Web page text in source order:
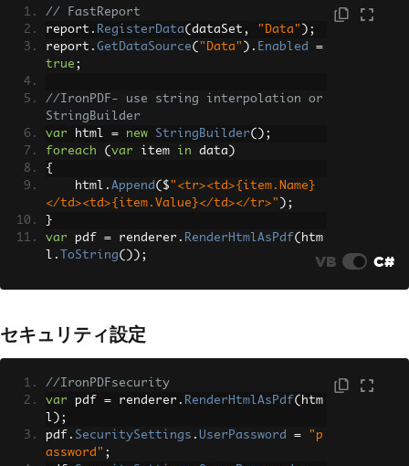
// FastReport
report . RegisterData( dataSet , "Data" );
report . GetDataSource( "Data" ). Enabled
=
true ;
//IronPDF- use string interpolation or
StringBuilder
var html = new StringBuilder();
foreach
( var item in data )
{
    html
. Append ( $ "<tr><td>{item.Name}
</td><td>{item.Value}</td></tr>" );
}
var pdf = renderer . RenderHtmlAsPdf( htm
l . ToString()); VB C#
セキュリティ設定
//IronPDFsecurity
var pdf = renderer . RenderHtmlAsPdf( htm
l );
pdf . SecuritySettings . UserPassword =
"p
assword" ;